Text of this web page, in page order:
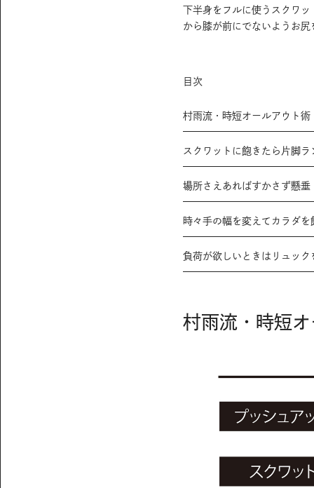
下半身をフルに使うスクワ
から膝が前にでないようお
目次
村雨流・時短オールアウト術
スクワットに飽きたら片脚ラ
場所さえあればすかさず懸垂
時々手の幅を変えてカラダを
負荷が欲しいときはリュック
村雨流・時短